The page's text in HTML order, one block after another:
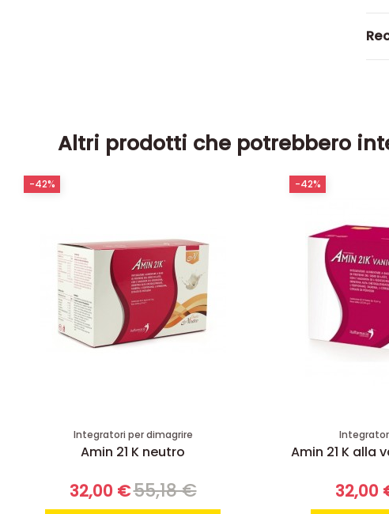
Altri prodotti che potrebbero
Integratori per dimagrire
Amin 21 K neutro
32,00 €55,18 €
-42%
Amin 21 K alla
32,00
-42%